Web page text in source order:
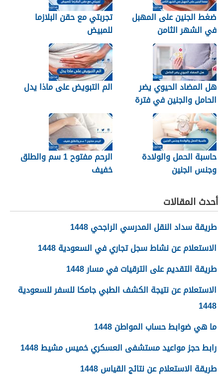
ضغط الجنين على المهبل
في الشهر الثامن
تجربتي مع حقن البلازما
للمبيض
هل المضاد الحيوي يضر
الحامل والجنين في فترة
الحمل
الم التبويض على ماذا يدل
حاسبة الحمل والولادة
وجنس الجنين
الرحم مفتوح 1 سم والطلق
خفيف
أحدث المقالات
طريقة سداد النقل المدرسي الراجحي 1448
الاستعلام عن نشاط سجل تجاري في السعودية 1448
طريقة التقديم على الترقيات في مسار 1448
الاستعلام عن نتيجة الكشف الطبي جامكا للسفر للسعودية
1448
ما هي ضوابط حساب المواطن 1448
رابط حجز مواعيد مستشفى العسكري خميس مشيط 1448
طريقة الاستعلام عن نتائج القياس 1448